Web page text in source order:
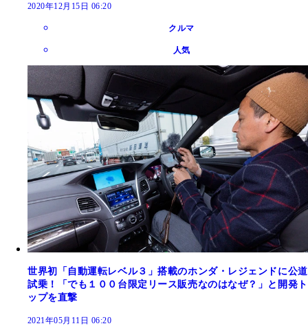
2020年12月15日 06:20
クルマ
人気
世界初「自動運転レベル３」搭載のホンダ・レジェンドに公道
試乗！「でも１００台限定リース販売なのはなぜ？」と開発ト
ップを直撃
2021年05月11日 06:20